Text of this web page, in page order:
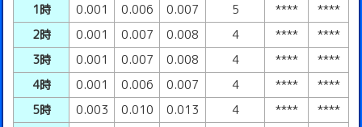
1時
0.001 0.006 0.007 5 ****
****
2時
0.001 0.007 0.008 4 ****
****
3時
0.001 0.007 0.008 4 ****
****
4時
0.001 0.006 0.007 4 ****
****
5時
0.003 0.010 0.013 4 ****
****